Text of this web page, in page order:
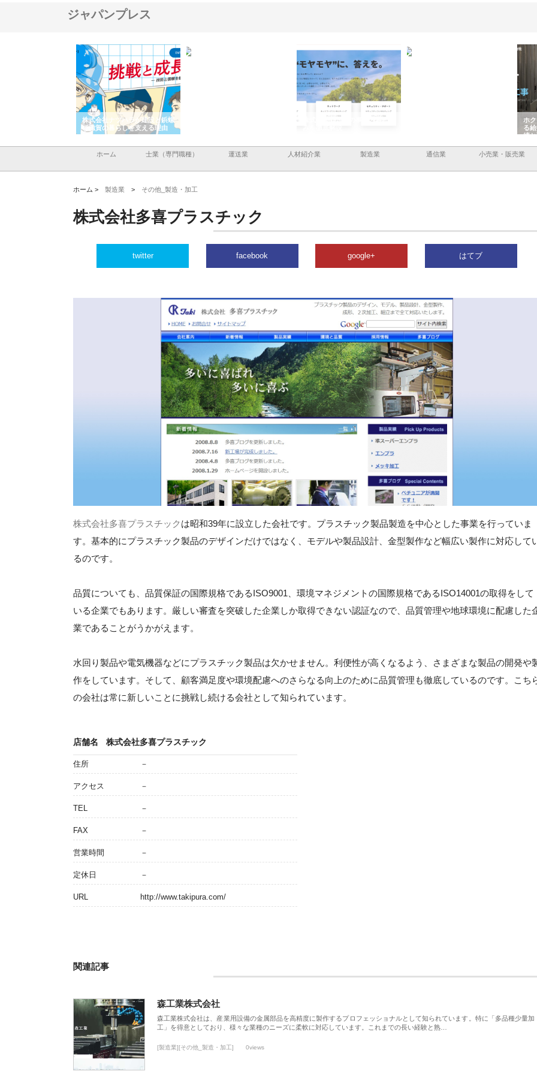
ジャパンプレス
株式会社ナツハラが建設と鋲螺
で滋賀の暮らしを支える理由
株式会社ＣＳＡの事業内容と強
ホ
る
績
ホーム 士業（専門職種） 運送業 人材紹介業 製造業 通信業 小売業・販売業
ホーム > 製造業 > その他_製造・加工
株式会社多喜プラスチック
twitter facebook google+ はてブ
株式会社多喜プラスチック は昭和39年に設立した会社です。プラスチック製品製造を中心とした事業を行っていま
す。基本的にプラスチック製品のデザインだけではなく、モデルや製品設計、金型製作など幅広い製作に対応して
るのです。
品質についても、品質保証の国際規格であるISO9001、環境マネジメントの国際規格であるISO14001の取得をして
いる企業でもあります。厳しい審査を突破した企業しか取得できない認証なので、品質管理や地球環境に配慮した
業であることがうかがえます。
水回り製品や電気機器などにプラスチック製品は欠かせません。利便性が高くなるよう、さまざまな製品の開発や
作をしています。そして、顧客満足度や環境配慮へのさらなる向上のために品質管理も徹底しているのです。こち
の会社は常に新しいことに挑戦し続ける会社として知られています。
店舗名 株式会社多喜プラスチック
住所 －
アクセス －
TEL －
FAX －
営業時間 －
定休日 －
URL http://www.takipura.com/
関連記事
森工業株式会社
森工業株式会社は、産業用設備の金属部品を高精度に製作するプロフェッショナルとして知られています。特に「多品種少量加
工」を得意としており、様々な業種のニーズに柔軟に対応しています。これまでの長い経験と熟…
[製造業][その他_製造・加工] 0views